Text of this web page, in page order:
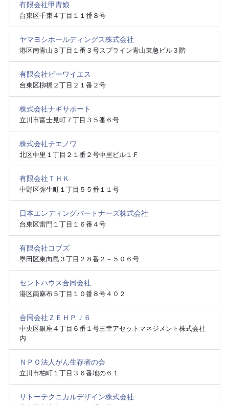
有限会社甲冑娘
台東区千束４丁目１１番８号
ヤマヨシホールディングス株式会社
港区南青山３丁目１番３号スプライン青山東急ビル３階
有限会社ビーワイエス
台東区柳橋２丁目２１番２号
株式会社ナギサポート
立川市富士見町７丁目３５番６号
株式会社チエノワ
北区中里１丁目２１番２号中里ビル１Ｆ
有限会社ＴＨＫ
中野区弥生町１丁目５５番１１号
日本エンディングパートナーズ株式会社
台東区雷門１丁目１６番４号
有限会社コブズ
墨田区東向島３丁目２８番２－５０６号
セントハウス合同会社
港区南麻布５丁目１０番８号４０２
合同会社ＺＥＨＰＪ６
中央区銀座４丁目６番１号三幸アセットマネジメント株式会社
内
ＮＰＯ法人がん生存者の会
立川市柏町１丁目３６番地の６１
サトーテクニカルデザイン株式会社